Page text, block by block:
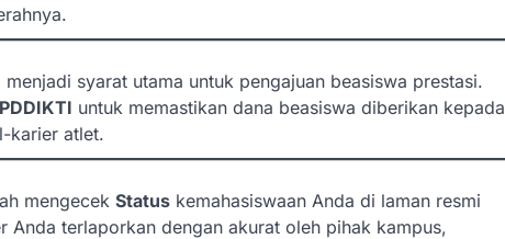
menjadi syarat utama untuk pengajuan beasiswa prestasi.
PDDIKTI untuk memastikan dana beasiswa diberikan kepada
karier atlet.
mengecek Status kemahasiswaan Anda di laman resmi
terlaporkan dengan akurat oleh pihak kampus,